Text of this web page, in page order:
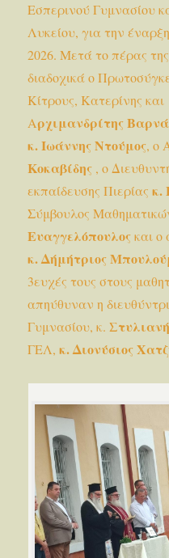
Εσπερινού Γυμνασίου
Λυκείου, για την
2026. Μετά το πέρας
διαδοχικά ο
Κίτρους, Κατερίνης
Αρχιμανδρίτης
κ.Ιωάννης Ντούμος, ο
Κοκαβίδης , ο
εκπαίδευσης Πιερίας κ.
Σύμβουλος
Ευαγγελόπουλοςκαι ο
κ.Δήμήτριος
3ευχές τους στους
απηύθυναν η
Γυμνασίου, κ.
ΓΕΛ,κ. Διονύσιος